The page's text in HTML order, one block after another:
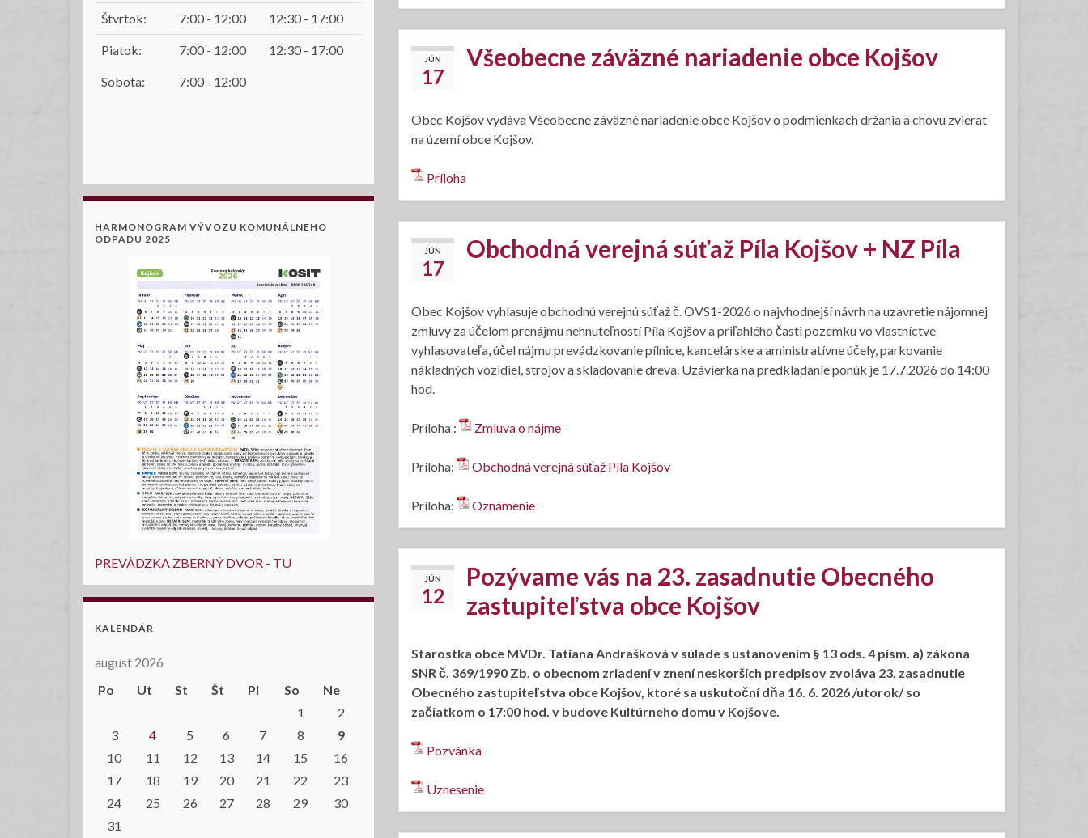
JÚN
17
Všeobecne záväzné nariadenie obce Kojšov
Obec Kojšov vydáva Všeobecne záväzné nariadenie obce Kojšov o podmienkach držania a chovu zvierat
na území obce Kojšov.
Príloha
JÚN
17
Obchodná verejná súťaž Píla Kojšov + NZ Píla
Obec Kojšov vyhlasuje obchodnú verejnú súťaž č. OVS1-2026 o najvhodnejší návrh na uzavretie nájomnej
zmluvy za účelom prenájmu nehnuteľností Píla Kojšov a priľahlého časti pozemku vo vlastníctve
vyhlasovateľa, účel nájmu prevádzkovanie pílnice, kancelárske a aministratívne účely, parkovanie
nákladných vozidiel, strojov a skladovanie dreva. Uzávierka na predkladanie ponúk je 17.7.2026 do 14:00
hod.
Príloha : Zmluva o nájme
Príloha: Obchodná verejná súťaž Píla Kojšov
Príloha: Oznámenie
JÚN
12
Pozývame vás na 23. zasadnutie Obecného
zastupiteľstva obce Kojšov
Starostka obce MVDr. Tatiana Andrašková v súlade s ustanovením § 13 ods. 4 písm. a) zákona
SNR č. 369/1990 Zb. o obecnom zriadení v znení neskorších predpisov zvoláva 23. zasadnutie
Obecného zastupiteľstva obce Kojšov, ktoré sa uskutoční dňa 16. 6. 2026 /utorok/ so
začiatkom o 17:00 hod. v budove Kultúrneho domu v Kojšove.
Pozvánka
Uznesenie
Štvrtok: 7:00 - 12:00 12:30 - 17:00
Piatok: 7:00 - 12:00 12:30 - 17:00
Sobota: 7:00 - 12:00
HARMONOGRAM VÝVOZU KOMUNÁLNEHO
ODPADU 2025
PREVÁDZKA ZBERNÝ DVOR - TU
KALENDÁR
august 2026
Po
Ut St Št Pi So
Ne
1
2
3
4 5 6 7 8
9
10
11 12 13 14 15
16
17
18 19 20 21 22
23
24
25 26 27 28 29
30
31